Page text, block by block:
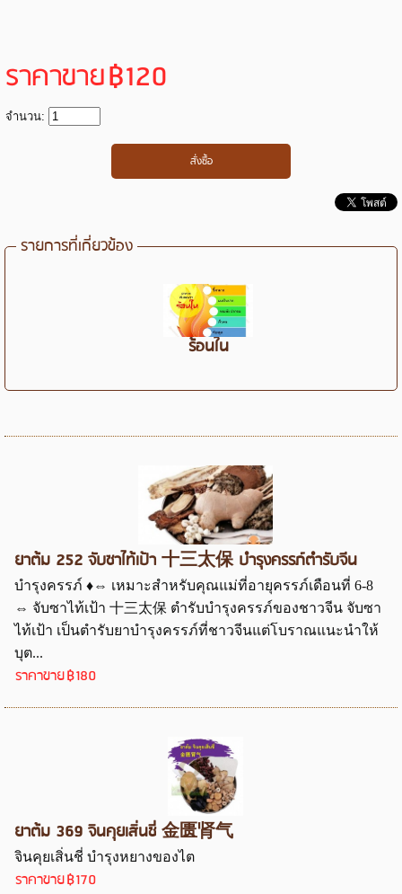
ราคาขาย฿120
จำนวน:
รายการที่เกี่ยวข้อง
ร้อนใน
ยาต้ม 252 จับซาไท้เป้า 十三太保 บำรุงครรภ์ตำรับจีน
บำรุงครรภ์ ♦⇔ เหมาะสำหรับคุณแม่ที่อายุครรภ์เดือนที่ 6-8
⇔ จับซาไท้เป้า 十三太保 ตำรับบำรุงครรภ์ของชาวจีน จับซา
ไท้เป้า เป็นตำรับยาบำรุงครรภ์ที่ชาวจีนแต่โบราณแนะนำให้
บุต...
ราคาขาย฿180
ยาต้ม 369 จินคุยเสิ่นชี่ 金匮肾气
จินคุยเสิ่นชี่ บำรุงหยางของไต
ราคาขาย฿170